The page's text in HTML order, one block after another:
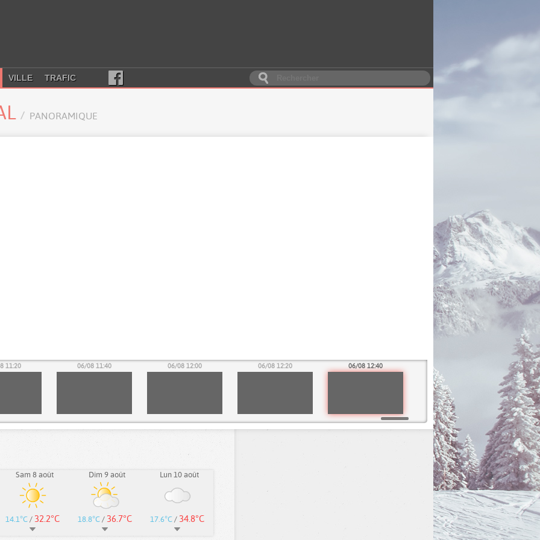
VILLE TRAFIC
PANORAMIQUE
11:20 06/08 11:40 06/08 12:00 06/08 12:20 06/08 12:40
Sam 8 août
14.1°C / 32.2°C
Dim 9 août
18.8°C / 36.7°C
Lun 10 août
17.6°C / 34.8°C